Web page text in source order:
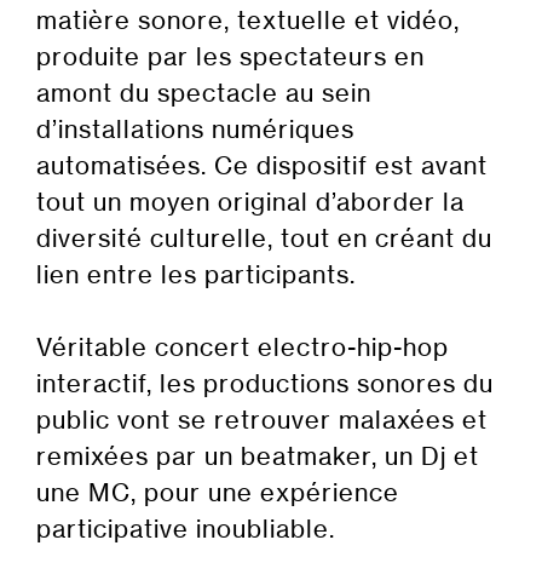
matière sonore, textuelle et vidéo,
produite par les spectateurs en
amont du spectacle au sein
d’installations numériques
automatisées. Ce dispositif est avant
tout un moyen original d’aborder la
diversité culturelle, tout en créant du
lien entre les participants.
Véritable concert electro-hip-hop
interactif, les productions sonores du
public vont se retrouver malaxées et
remixées par un beatmaker, un Dj et
une MC, pour une expérience
participative inoubliable.